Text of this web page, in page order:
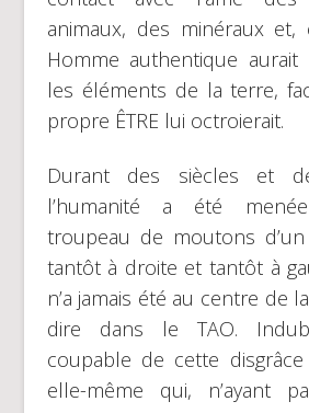
animaux, des minéraux et,
Homme authentique
les éléments de la terre,
propre ÊTRE lui octroierait.
Durant des siècles et
l’humanité a été
troupeau de moutons
tantôt à droite et tantôt à
n’a jamais été au centre de
dire dans le TAO.
coupable de cette disgrâce
elle-même qui, n’ayant